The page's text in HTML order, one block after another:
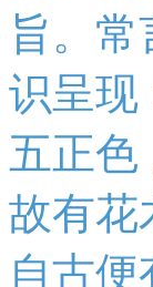
旨。
识呈现
五正色
故有花
自古